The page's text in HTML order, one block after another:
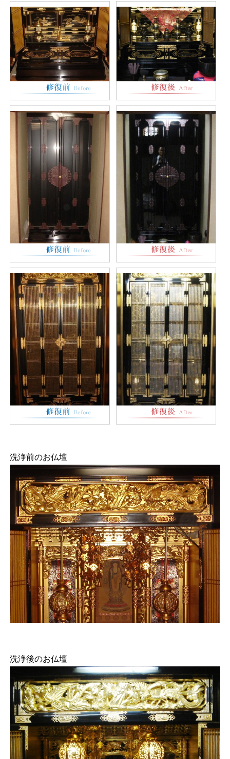
洗浄前のお仏壇
洗浄後のお仏壇